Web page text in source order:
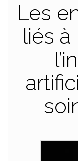
Les
liés à